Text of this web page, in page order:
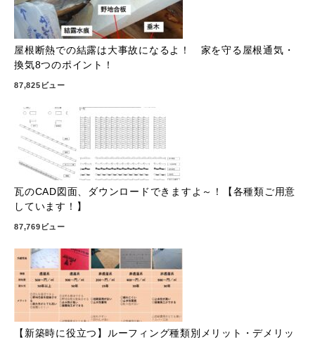
屋根断熱での結露は大事故になるよ！ 家を守る屋根通気・
換気8つのポイント！
87,825ビュー
瓦のCAD図面、ダウンロードできますよ～！【各種類ご用意
しています！】
87,769ビュー
【新築時に役立つ】ルーフィング種類別メリット・デメリッ